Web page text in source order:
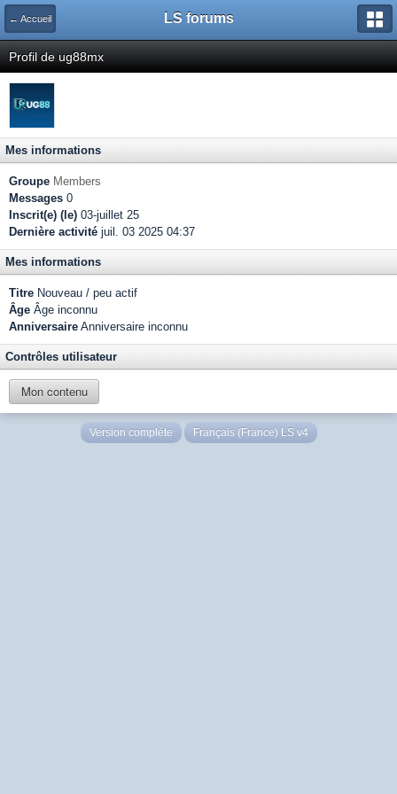
← Accueil LS forums
Profil de ug88mx
Mes informations
Groupe Members
Messages 0
Inscrit(e) (le) 03-juillet 25
Dernière activité juil. 03 2025 04:37
Mes informations
Titre Nouveau / peu actif
Âge Âge inconnu
Anniversaire Anniversaire inconnu
Contrôles utilisateur
Mon contenu
Version complète Français (France) LS v4